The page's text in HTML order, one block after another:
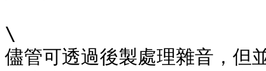
\
儘管可透過後製處理雜音，但